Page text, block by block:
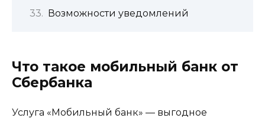
Возможности уведомлений
Что такое мобильный банк от
Сбербанка
Услуга «Мобильный банк» — выгодное